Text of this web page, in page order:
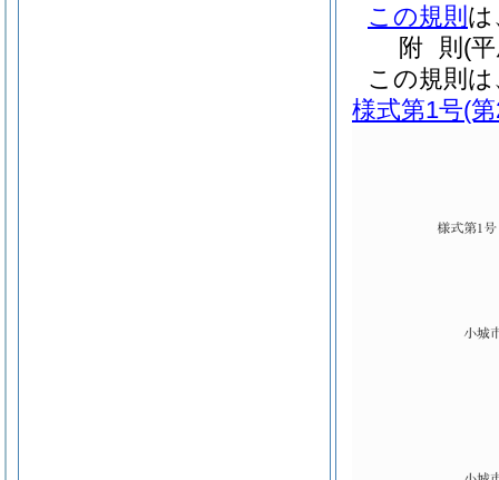
この規則 は
附 則 (
この規則
様式第1号(